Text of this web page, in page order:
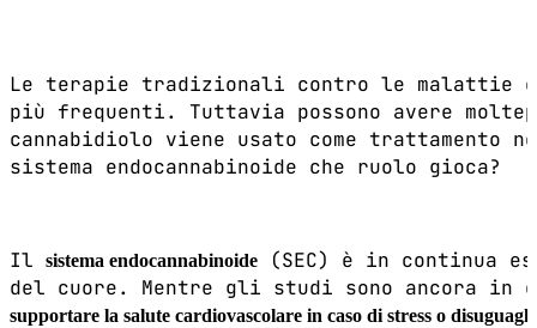
Le terapie tradizionali contro le malattie
più frequenti. Tuttavia possono avere
cannabidiolo viene usato come
sistema endocannabinoide che ruolo gioca?
Il sistema endocannabinoide
(SEC) è in continua
del cuore. Mentre gli studi sono ancora
supportare la salute cardiovascolare in caso di stress o